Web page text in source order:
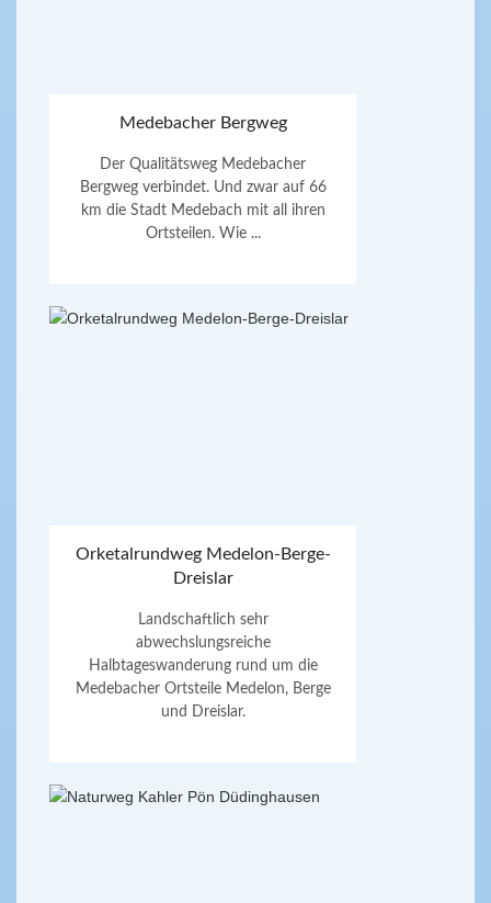
Medebacher Bergweg
Der Qualitätsweg Medebacher
Bergweg verbindet. Und zwar auf 66
km die Stadt Medebach mit all ihren
Ortsteilen. Wie ...
Orketalrundweg Medelon-Berge-
Dreislar
Landschaftlich sehr
abwechslungsreiche
Halbtageswanderung rund um die
Medebacher Ortsteile Medelon, Berge
und Dreislar.